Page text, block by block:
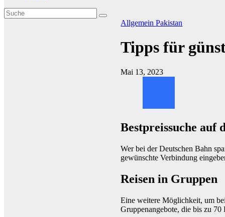
AllgemeinPakistan
Tipps für
Mai 13, 2023
Bestpreissuche auf
Wer bei der Deutschen Bahn
gewünschte Verbindung
Reisen in Gruppen
Eine weitere Möglichkeit, um
Gruppenangebote, die bis zu